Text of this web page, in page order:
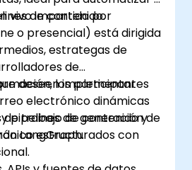
de contenido.
vivo impartida por
o presencial) está dirigida
estrategas de
de
deseen implementar
electrónico dinámicas
pipelines de generación de
LangGraph.
los participantes
de trabajo de contenido y
estructurados con